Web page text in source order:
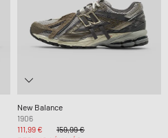
New Balance
1906
111,99 €
159,99 €